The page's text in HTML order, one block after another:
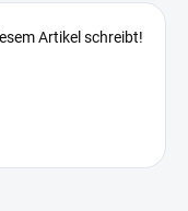
Artikel schreibt!